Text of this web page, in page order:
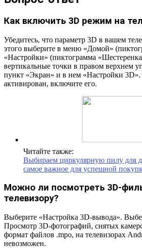
Как включить 3D режим на
Убедитесь, что параметр 3D в вашем
этого выберите в меню «Домой»
«Настройки» (пиктограмма
вертикальные точки в правом верхнем
пункт «Экран» и в нем «Настройки
активирован, включите его.
Читайте также:
Выбираем циркулярную пилу для
самое важное для успешной
Можно ли посмотреть 3D-
телевизору?
Выберите «Настройка 3D-вывода».
Просмотр 3D-фотографий, снятых
формат файлов .mpo, на телевизорах
невозможен.